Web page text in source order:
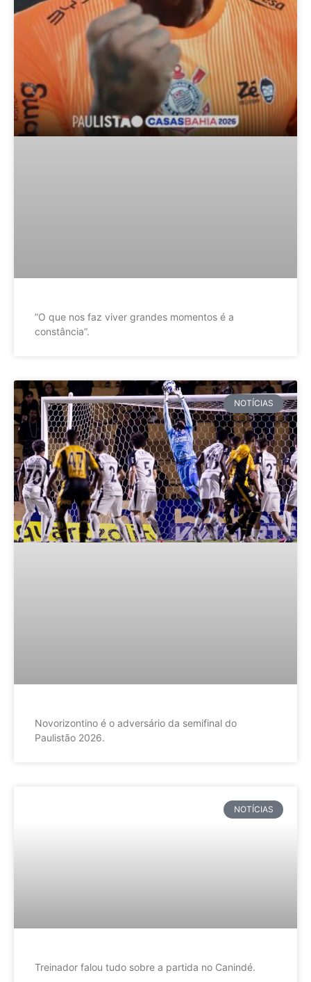
”O que nos faz viver grandes momentos é a
constância”.
NOTÍCIAS
Novorizontino é o adversário da semifinal do
Paulistão 2026.
NOTÍCIAS
Treinador falou tudo sobre a partida no Canindé.